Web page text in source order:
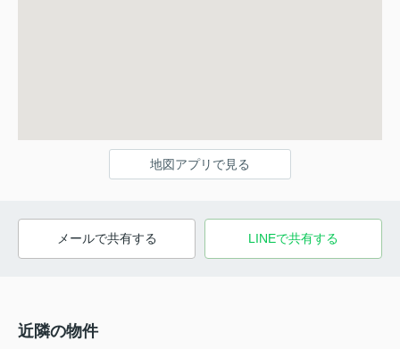
地図アプリで見る
メールで共有する LINEで共有する
近隣の物件